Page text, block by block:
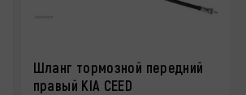
Шланг тормозной передний
правый KIA CEED